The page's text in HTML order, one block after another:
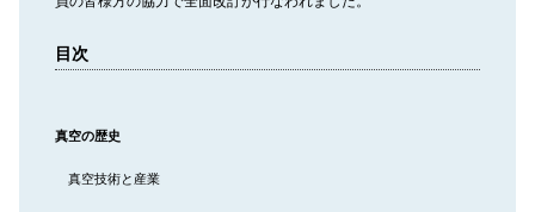
目次
真空の歴史
真空技術と産業